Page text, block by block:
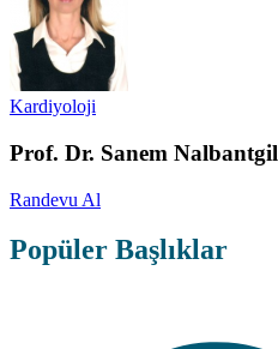
Kardiyoloji
Prof. Dr. Sanem Nalbantgil
Randevu Al
Popüler Başlıklar